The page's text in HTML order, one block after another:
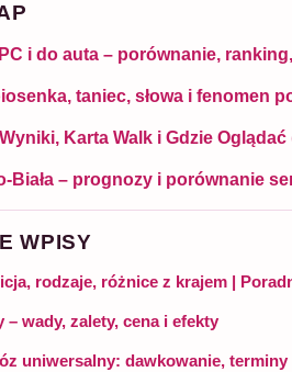
i do auta – porównanie,
taniec, słowa i fenomen
Karta Walk i Gdzie Oglądać
Biała – prognozy i porównanie
WPISY
rodzaje, różnice z krajem |
– wady, zalety, cena i efekty
uniwersalny: dawkowanie,